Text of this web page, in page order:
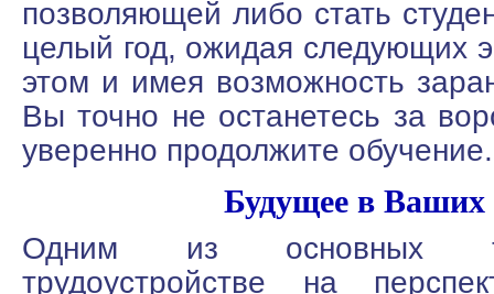
позволяющей либо стать
целый год, ожидая следующих
этом и имея возможность
Вы точно не останетесь за
уверенно продолжите обучение.
Будущее в Ваших
Одним из основных
трудоустройстве на